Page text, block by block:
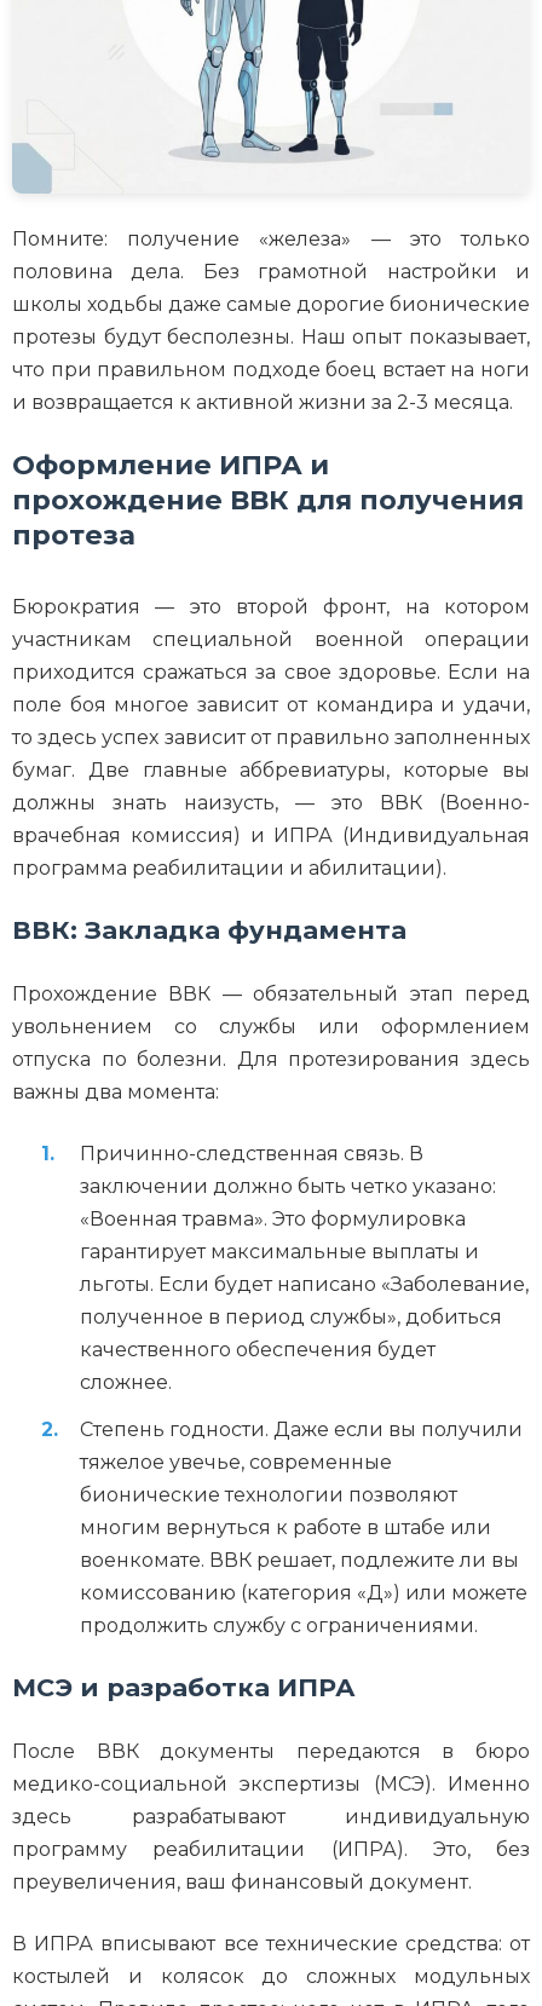
Помните: получение «железа» — это только
половина дела. Без грамотной настройки и
школы ходьбы даже самые дорогие бионические
протезы будут бесполезны. Наш опыт показывает,
что при правильном подходе боец встает на ноги
и возвращается к активной жизни за 2-3 месяца.
Оформление ИПРА и
прохождение ВВК для получения
протеза
Бюрократия — это второй фронт, на котором
участникам специальной военной операции
приходится сражаться за свое здоровье. Если на
поле боя многое зависит от командира и удачи,
то здесь успех зависит от правильно заполненных
бумаг. Две главные аббревиатуры, которые вы
должны знать наизусть, — это ВВК (Военно-
врачебная комиссия) и ИПРА (Индивидуальная
программа реабилитации и абилитации).
ВВК: Закладка фундамента
Прохождение ВВК — обязательный этап перед
увольнением со службы или оформлением
отпуска по болезни. Для протезирования здесь
важны два момента:
Причинно-следственная связь. В
заключении должно быть четко указано:
«Военная травма». Это формулировка
гарантирует максимальные выплаты и
льготы. Если будет написано «Заболевание,
полученное в период службы», добиться
качественного обеспечения будет
сложнее.
Степень годности. Даже если вы получили
тяжелое увечье, современные
бионические технологии позволяют
многим вернуться к работе в штабе или
военкомате. ВВК решает, подлежите ли вы
комиссованию (категория «Д») или можете
продолжить службу с ограничениями.
МСЭ и разработка ИПРА
После ВВК документы передаются в бюро
медико-социальной экспертизы (МСЭ). Именно
здесь разрабатывают индивидуальную
программу реабилитации (ИПРА). Это, без
преувеличения, ваш финансовый документ.
В ИПРА вписывают все технические средства: от
костылей и колясок до сложных модульных